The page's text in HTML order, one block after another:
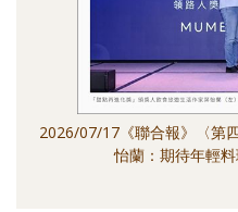
2026/07/17《聯合報》〈第
怡蘭：期待年輕料